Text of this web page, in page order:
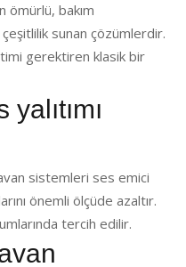
bakım
sunan çözümlerdir.
gerektiren klasik bir
sistemleri ses emici
önemli ölçüde azaltır.
tercih edilir.